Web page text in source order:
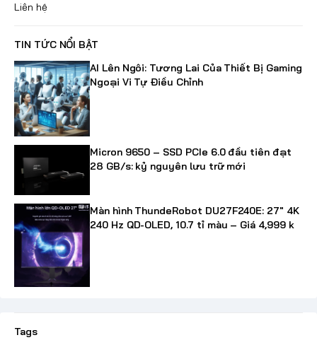
Liên hệ
TIN TỨC NỔI BẬT
AI Lên Ngôi: Tương Lai Của Thiết Bị Gaming
Ngoại Vi Tự Điều Chỉnh
Micron 9650 – SSD PCIe 6.0 đầu tiên đạt
28 GB/s: kỷ nguyên lưu trữ mới
Màn hình ThundeRobot DU27F240E: 27" 4K
240 Hz QD-OLED, 10.7 tỉ màu – Giá 4,999 k
Tags